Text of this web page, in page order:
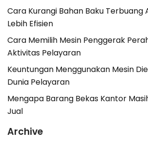
Cara Kurangi Bahan Baku Terbuang
Lebih Efisien
Cara Memilih Mesin Penggerak
Aktivitas Pelayaran
Keuntungan Menggunakan Mesin
Dunia Pelayaran
Mengapa Barang Bekas Kantor
Jual
Archive